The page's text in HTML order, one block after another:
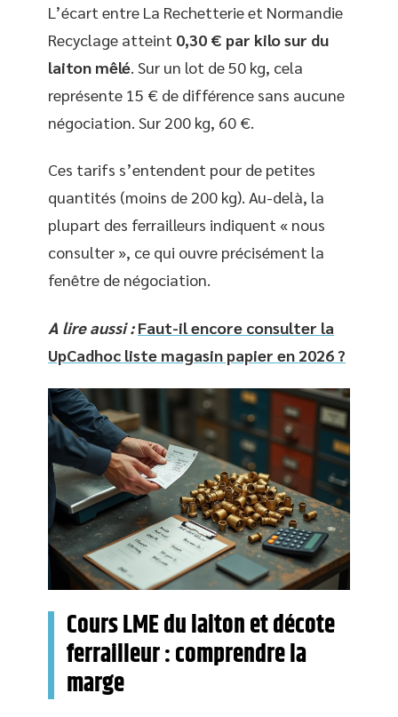
L’écart entre La Rechetterie et Normandie
Recyclage atteint 0,30 € par kilo sur du
laiton mêlé . Sur un lot de 50 kg, cela
représente 15 € de différence sans aucune
négociation. Sur 200 kg, 60 €.
Ces tarifs s’entendent pour de petites
quantités (moins de 200 kg). Au-delà, la
plupart des ferrailleurs indiquent « nous
consulter », ce qui ouvre précisément la
fenêtre de négociation.
A lire aussi : Faut-il encore consulter la
UpCadhoc liste magasin papier en 2026 ?
Cours LME du laiton et décote
ferrailleur : comprendre la
marge